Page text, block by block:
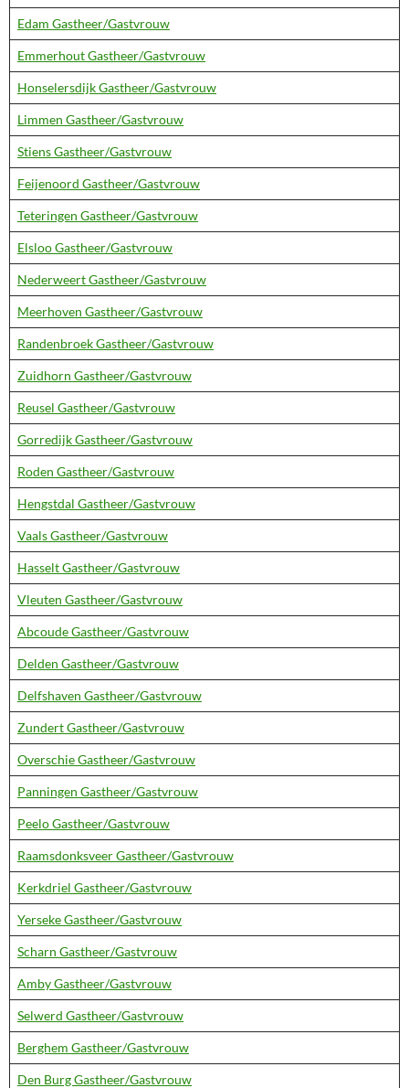
Edam Gastheer/Gastvrouw
Emmerhout Gastheer/Gastvrouw
Honselersdijk Gastheer/Gastvrouw
Limmen Gastheer/Gastvrouw
Stiens Gastheer/Gastvrouw
Feijenoord Gastheer/Gastvrouw
Teteringen Gastheer/Gastvrouw
Elsloo Gastheer/Gastvrouw
Nederweert Gastheer/Gastvrouw
Meerhoven Gastheer/Gastvrouw
Randenbroek Gastheer/Gastvrouw
Zuidhorn Gastheer/Gastvrouw
Reusel Gastheer/Gastvrouw
Gorredijk Gastheer/Gastvrouw
Roden Gastheer/Gastvrouw
Hengstdal Gastheer/Gastvrouw
Vaals Gastheer/Gastvrouw
Hasselt Gastheer/Gastvrouw
Vleuten Gastheer/Gastvrouw
Abcoude Gastheer/Gastvrouw
Delden Gastheer/Gastvrouw
Delfshaven Gastheer/Gastvrouw
Zundert Gastheer/Gastvrouw
Overschie Gastheer/Gastvrouw
Panningen Gastheer/Gastvrouw
Peelo Gastheer/Gastvrouw
Raamsdonksveer Gastheer/Gastvrouw
Kerkdriel Gastheer/Gastvrouw
Yerseke Gastheer/Gastvrouw
Scharn Gastheer/Gastvrouw
Amby Gastheer/Gastvrouw
Selwerd Gastheer/Gastvrouw
Berghem Gastheer/Gastvrouw
Den Burg Gastheer/Gastvrouw